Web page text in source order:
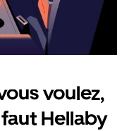
voulez,
Hellaby